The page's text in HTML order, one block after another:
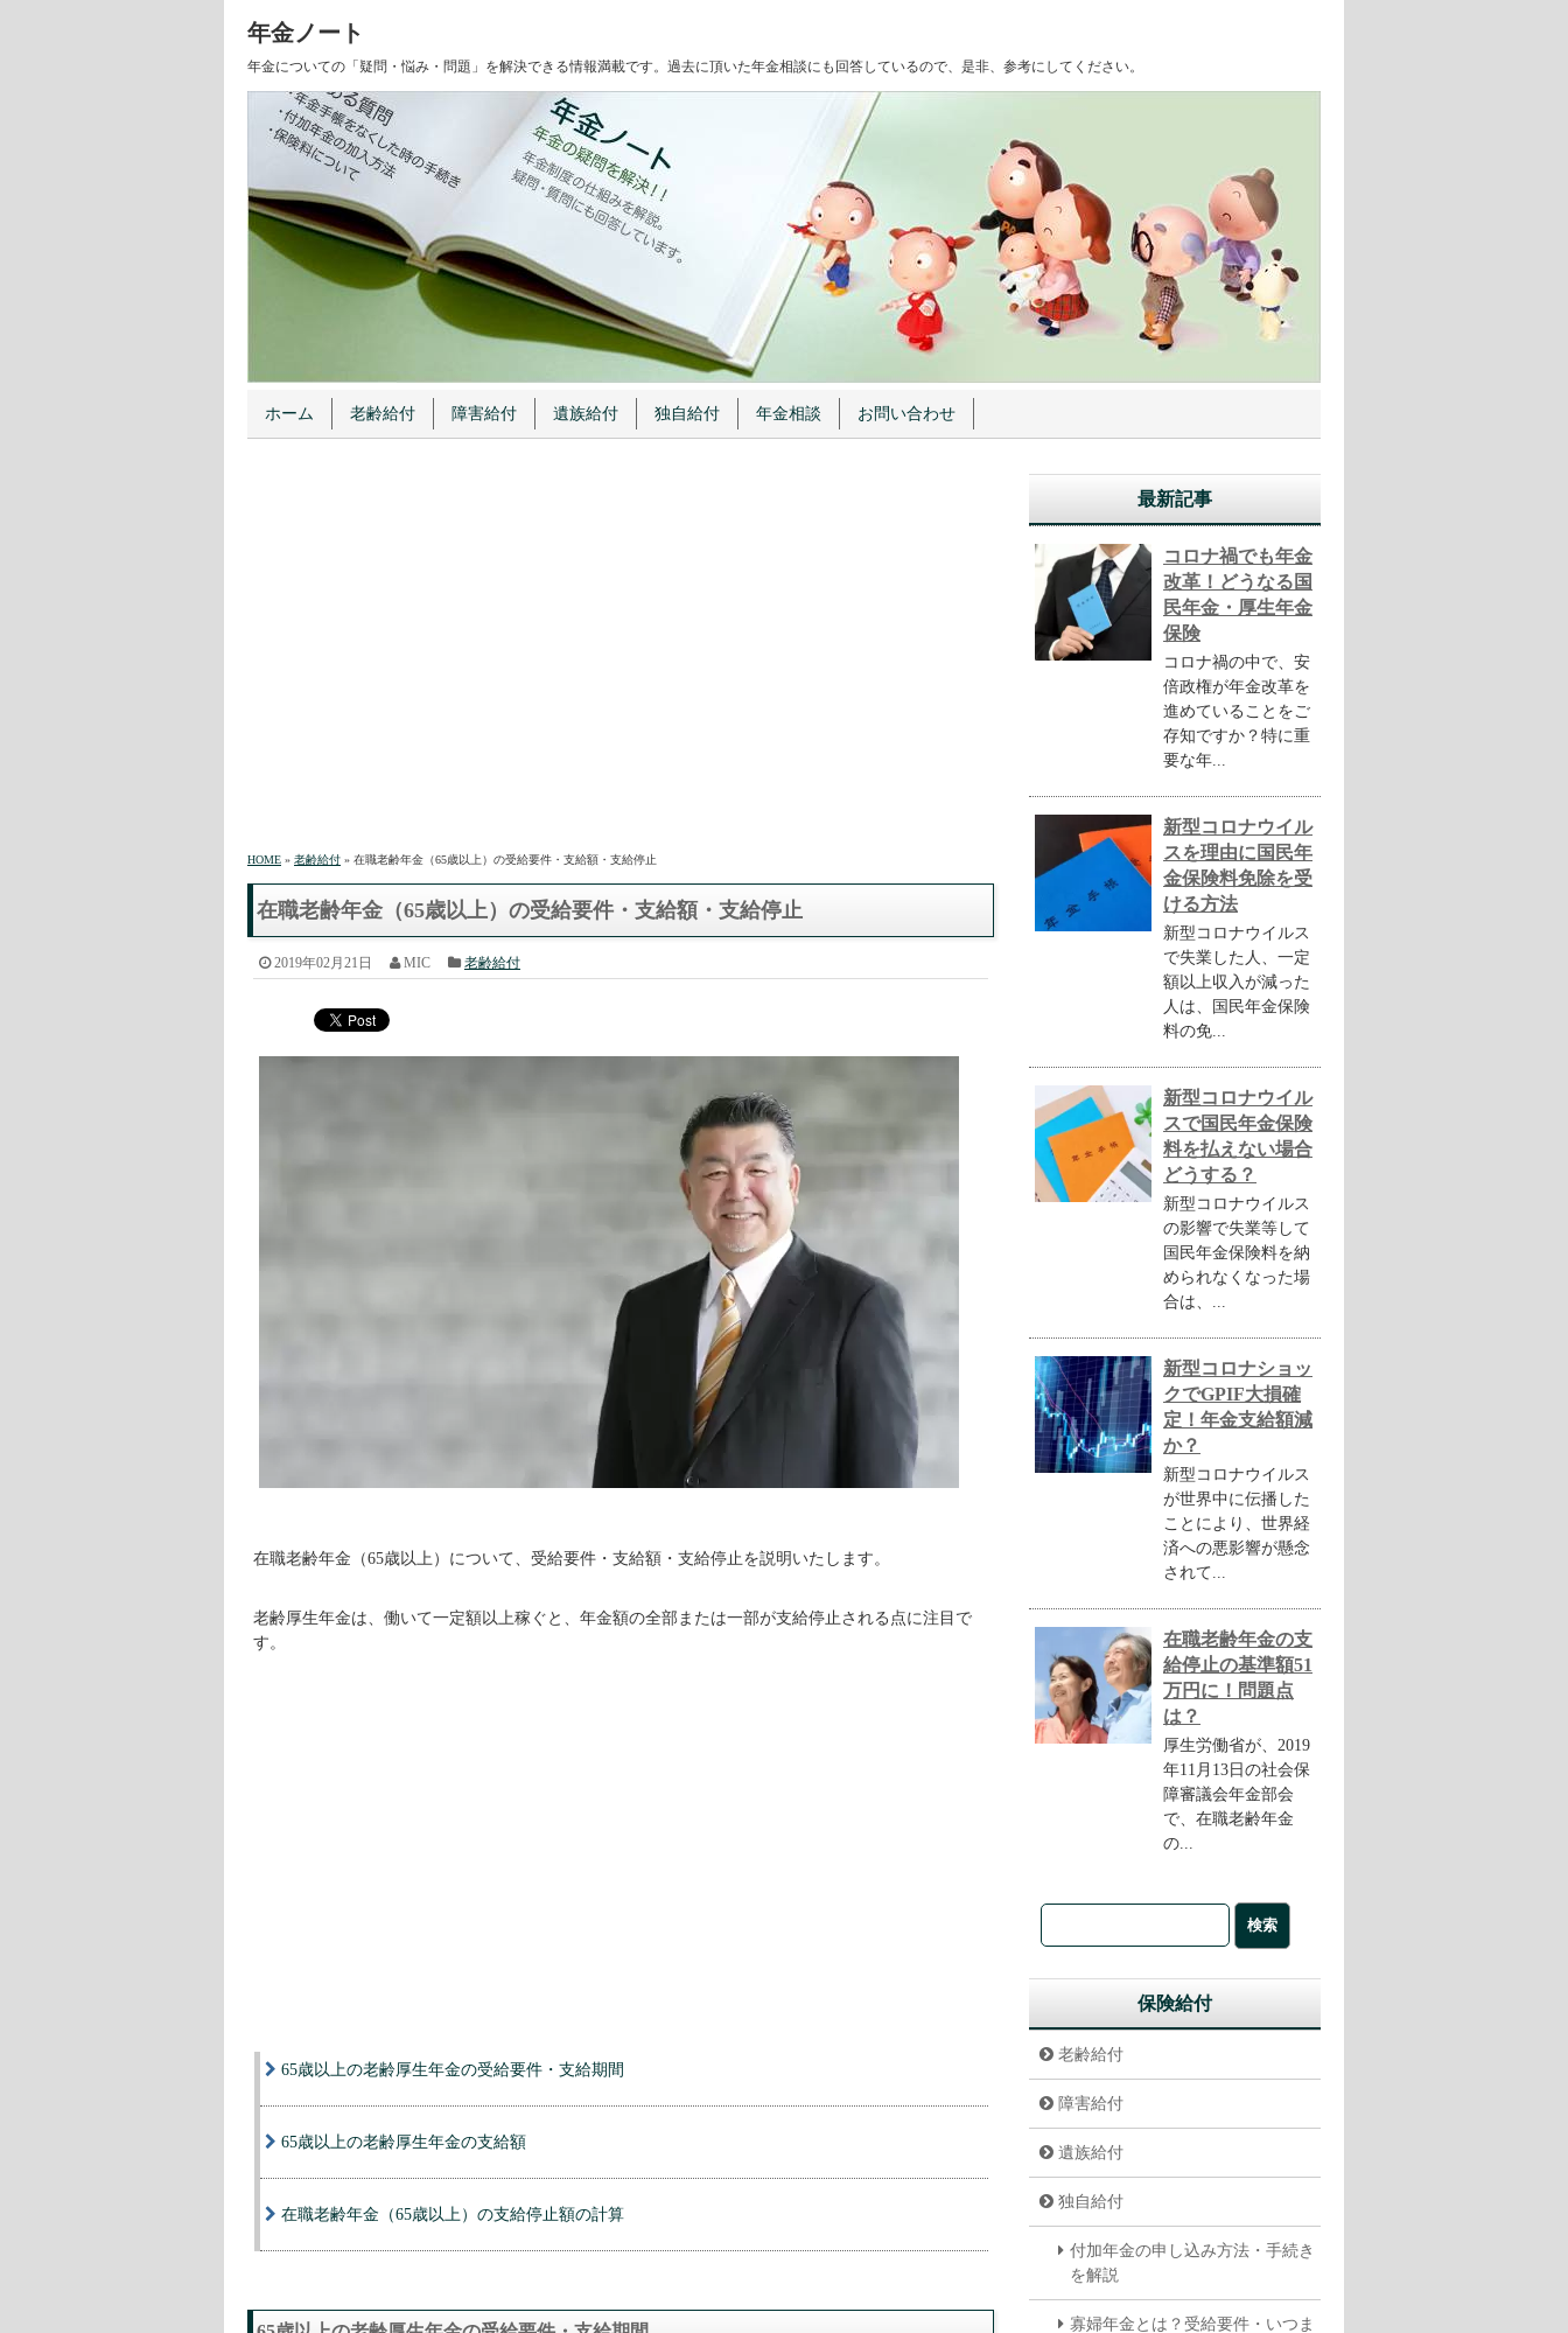
年金ノート
年金についての「疑問・悩み・問題」を解決できる情報満載です。過去に頂いた年金相談にも回答しているので、是非、参考にしてください。
ホーム 老齢給付 障害給付 遺族給付 独自給付 年金相談 お問い合わせ
HOME » 老齢給付 » 在職老齢年金（65歳以上）の受給要件・支給額・支給停止
在職老齢年金（65歳以上）の受給要件・支給額・支給停止
2019年02月21日 MIC 老齢給付
在職老齢年金（65歳以上）について、受給要件・支給額・支給停止を説明いたします。
老齢厚生年金は、働いて一定額以上稼ぐと、年金額の全部または一部が支給停止される点に注目で
す。
65歳以上の老齢厚生年金の受給要件・支給期間
65歳以上の老齢厚生年金の支給額
在職老齢年金（65歳以上）の支給停止額の計算
最新記事
コロナ禍でも年金
改革！どうなる国
民年金・厚生年金
保険
コロナ禍の中で、安
倍政権が年金改革を
進めていることをご
存知ですか？特に重
要な年...
新型コロナウイル
スを理由に国民年
金保険料免除を受
ける方法
新型コロナウイルス
で失業した人、一定
額以上収入が減った
人は、国民年金保険
料の免...
新型コロナウイル
スで国民年金保険
料を払えない場合
どうする？
新型コロナウイルス
の影響で失業等して
国民年金保険料を納
められなくなった場
合は、...
新型コロナショッ
クでGPIF大損確
定！年金支給額減
か？
新型コロナウイルス
が世界中に伝播した
ことにより、世界経
済への悪影響が懸念
されて...
在職老齢年金の支
給停止の基準額51
万円に！問題点
は？
厚生労働省が、2019
年11月13日の社会保
障審議会年金部会
で、在職老齢年金
の...
保険給付
老齢給付
障害給付
遺族給付
独自給付
付加年金の申し込み方法・手続き
を解説
寡婦年金とは？受給要件・いつま